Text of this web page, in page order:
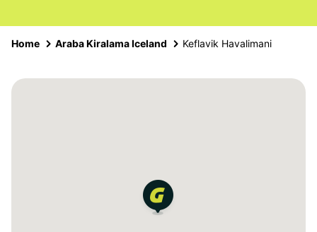
Home Araba Kiralama Iceland Keflavik Havalimani